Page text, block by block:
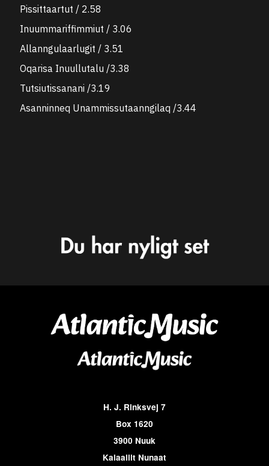
Pissittaartut / 2.58
Inuummariffimmiut / 3.06
Allanngulaarlugit / 3.51
Oqarisa Inuullutalu /3.38
Tutsiutissanani /3.19
Asanninneq Unammissutaanngilaq /3.44
H. J. Rinksvej 7
Box 1620
3900 Nuuk
Kalaallit Nunaat